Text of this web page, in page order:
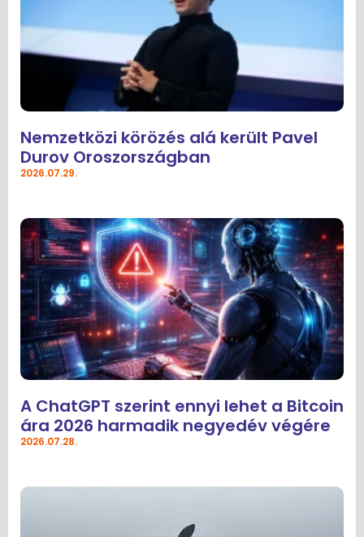
Nemzetközi körözés alá került Pavel
Durov Oroszországban
2026.07.29.
A ChatGPT szerint ennyi lehet a Bitcoin
ára 2026 harmadik negyedév végére
2026.07.28.